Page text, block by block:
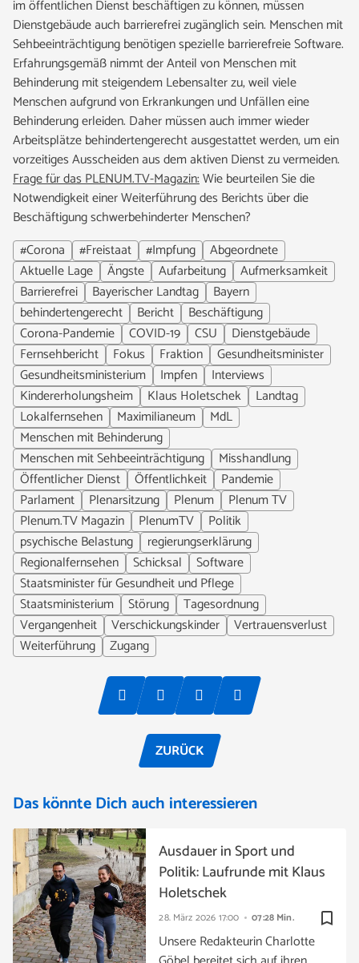
im öffentlichen Dienst beschäftigen zu können, müssen
Dienstgebäude auch barrierefrei zugänglich sein. Menschen mit
Sehbeeinträchtigung benötigen spezielle barrierefreie Software.
Erfahrungsgemäß nimmt der Anteil von Menschen mit
Behinderung mit steigendem Lebensalter zu, weil viele
Menschen aufgrund von Erkrankungen und Unfällen eine
Behinderung erleiden. Daher müssen auch immer wieder
Arbeitsplätze behindertengerecht ausgestattet werden, um ein
vorzeitiges Ausscheiden aus dem aktiven Dienst zu vermeiden.
Frage für das PLENUM.TV-Magazin:Wie beurteilen Sie die
Notwendigkeit einer Weiterführung des Berichts über die
Beschäftigung schwerbehinderter Menschen?
#Corona
#Freistaat #Impfung
Abgeordnete
Aktuelle Lage
Ängste Aufarbeitung
Aufmerksamkeit
Barrierefrei
Bayerischer Landtag
Bayern
behindertengerecht
Bericht
Beschäftigung
Corona-Pandemie
COVID-19 CSU
Dienstgebäude
Fernsehbericht
Fokus Fraktion
Gesundheitsminister
Gesundheitsministerium
Impfen
Interviews
Kindererholungsheim
Klaus Holetschek
Landtag
Lokalfernsehen
Maximilianeum
MdL
Menschen mit Behinderung
Menschen mit Sehbeeinträchtigung
Misshandlung
Öffentlicher Dienst
Öffentlichkeit
Pandemie
Parlament
Plenarsitzung Plenum
Plenum TV
Plenum.TV Magazin
PlenumTV
Politik
psychische Belastung
regierungserklärung
Regionalfernsehen
Schicksal
Software
Staatsminister für Gesundheit und Pflege
Staatsministerium
Störung
Tagesordnung
Vergangenheit
Verschickungskinder
Vertrauensverlust
Weiterführung
Zugang
ZURÜCK
Das könnte Dich auch interessieren
bookmark_border
28. März 2026 17:00 07:28 Min.
Ausdauer in Sport und
Politik: Laufrunde mit Klaus
Holetschek
Unsere Redakteurin Charlotte